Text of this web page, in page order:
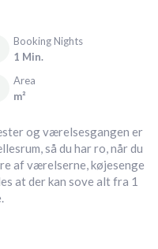
Booking Nights
1 Min.
Area
m²
og værelsesgangen er
så du har ro, når du
af værelserne, køjesenge
at der kan sove alt fra 1